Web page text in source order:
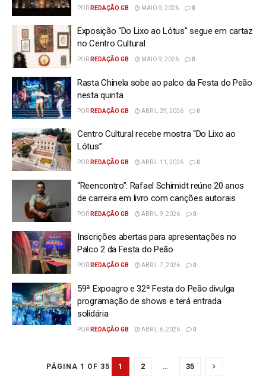
POR REDAÇÃO GB MAIO 9, 2026 0
Exposição “Do Lixo ao Lótus” segue em cartaz
no Centro Cultural
POR REDAÇÃO GB MAIO 9, 2026 0
Rasta Chinela sobe ao palco da Festa do Peão
nesta quinta
POR REDAÇÃO GB ABRIL 29, 2026 0
Centro Cultural recebe mostra “Do Lixo ao
Lótus”
POR REDAÇÃO GB ABRIL 11, 2026 0
“Reencontro”: Rafael Schimidt reúne 20 anos
de carreira em livro com canções autorais
POR REDAÇÃO GB ABRIL 9, 2026 0
Inscrições abertas para apresentações no
Palco 2 da Festa do Peão
POR REDAÇÃO GB ABRIL 7, 2026 0
59ª Expoagro e 32ª Festa do Peão divulga
programação de shows e terá entrada
solidária
POR REDAÇÃO GB ABRIL 6, 2026 0
PÁGINA 1 OF 35 1 2 35